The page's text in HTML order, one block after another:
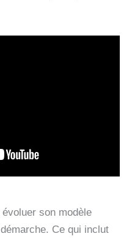
son modèle
Ce qui inclut